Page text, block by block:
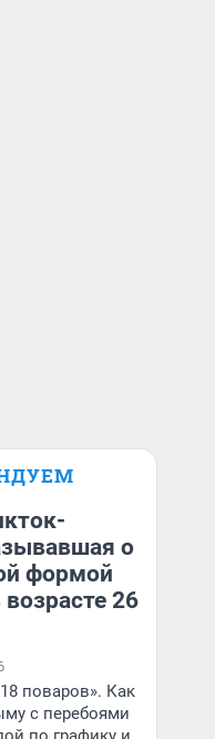
о
формой
26
поваров». Как
с перебоями